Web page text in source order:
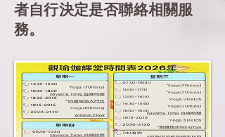
者自行決定是否聯絡相關服
務。